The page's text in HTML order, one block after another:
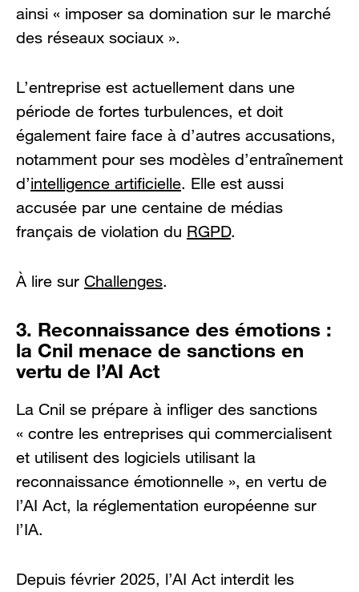
ainsi « imposer sa domination sur le marché
des réseaux sociaux ».
L’entreprise est actuellement dans une
période de fortes turbulences, et doit
également faire face à d’autres accusations,
notamment pour ses modèles d’entraînement
d’intelligence artificielle. Elle est aussi
accusée par une centaine de médias
français de violation du RGPD.
À lire sur Challenges.
3. Reconnaissance des émotions :
la Cnil menace de sanctions en
vertu de l’AI Act
La Cnil se prépare à infliger des sanctions
« contre les entreprises qui commercialisent
et utilisent des logiciels utilisant la
reconnaissance émotionnelle », en vertu de
l’AI Act, la réglementation européenne sur
l’IA.
Depuis février 2025, l’AI Act interdit les